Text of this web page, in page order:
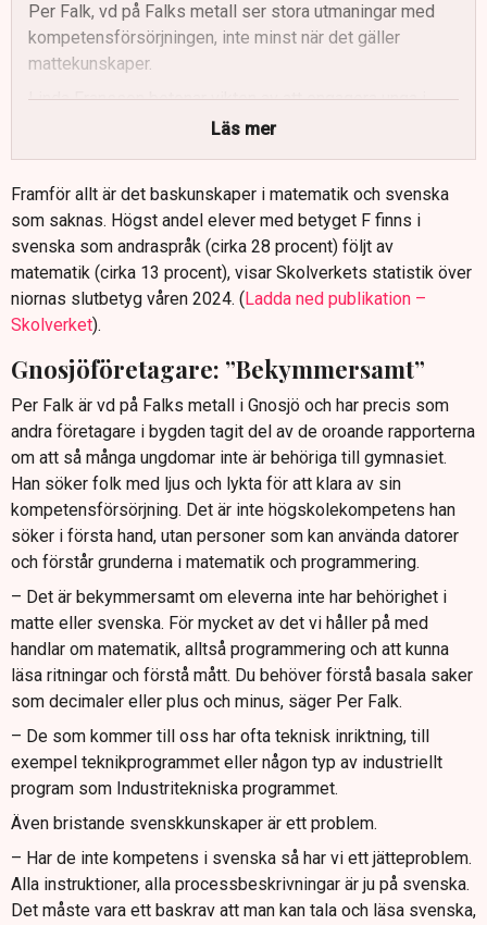
Per Falk, vd på Falks metall ser stora utmaningar med
kompetensförsörjningen, inte minst när det gäller
mattekunskaper.
Linda Fransson betonar vikten av att engagera unga i
industrin och att engagera sig i hela kompetenskedjan.
Läs mer
Framför allt är det baskunskaper i matematik och svenska
som saknas. Högst andel elever med betyget F finns i
svenska som andraspråk (cirka 28 procent) följt av
matematik (cirka 13 procent), visar Skolverkets statistik över
niornas slutbetyg våren 2024. ( Ladda ned publikation –
Skolverket).
Gnosjöföretagare: ”Bekymmersamt”
Per Falk är vd på Falks metall i Gnosjö och har precis som
andra företagare i bygden tagit del av de oroande rapporterna
om att så många ungdomar inte är behöriga till gymnasiet.
Han söker folk med ljus och lykta för att klara av sin
kompetensförsörjning. Det är inte högskolekompetens han
söker i första hand, utan personer som kan använda datorer
och förstår grunderna i matematik och programmering.
– Det är bekymmersamt om eleverna inte har behörighet i
matte eller svenska. För mycket av det vi håller på med
handlar om matematik, alltså programmering och att kunna
läsa ritningar och förstå mått. Du behöver förstå basala saker
som decimaler eller plus och minus, säger Per Falk.
– De som kommer till oss har ofta teknisk inriktning, till
exempel teknikprogrammet eller någon typ av industriellt
program som Industritekniska programmet.
Även bristande svenskkunskaper är ett problem.
– Har de inte kompetens i svenska så har vi ett jätteproblem.
Alla instruktioner, alla processbeskrivningar är ju på svenska.
Det måste vara ett baskrav att man kan tala och läsa svenska,